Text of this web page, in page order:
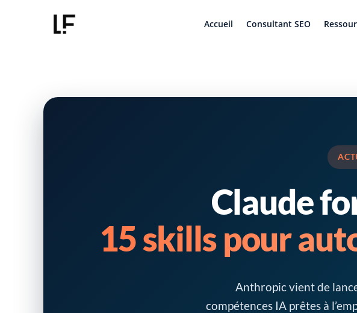
Accueil Consultant SEO
Claude
15 skills pour
Anthropic vient de
compétences IA prêtes à